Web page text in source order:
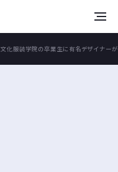
文化服装学院の卒業生に有名デザイナー